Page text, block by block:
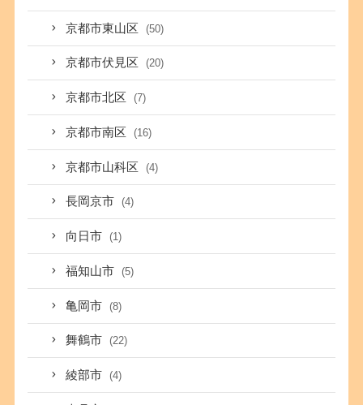
京都市東山区 (50)
京都市伏見区 (20)
京都市北区 (7)
京都市南区 (16)
京都市山科区 (4)
長岡京市 (4)
向日市 (1)
福知山市 (5)
亀岡市 (8)
舞鶴市 (22)
綾部市 (4)